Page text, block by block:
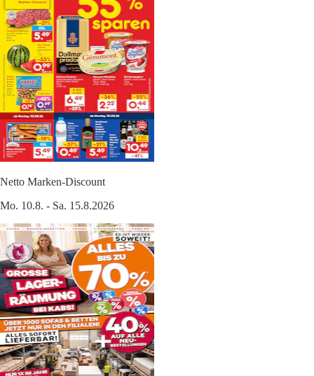
Netto Marken-Discount
Mo. 10.8. - Sa. 15.8.2026